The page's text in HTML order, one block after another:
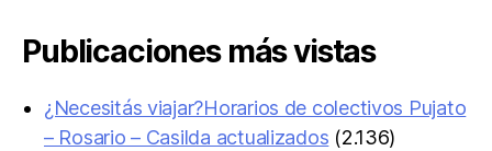
Publicaciones más vistas
¿Necesitás viajar?Horarios de colectivos Pujato
– Rosario – Casilda actualizados (2.136)